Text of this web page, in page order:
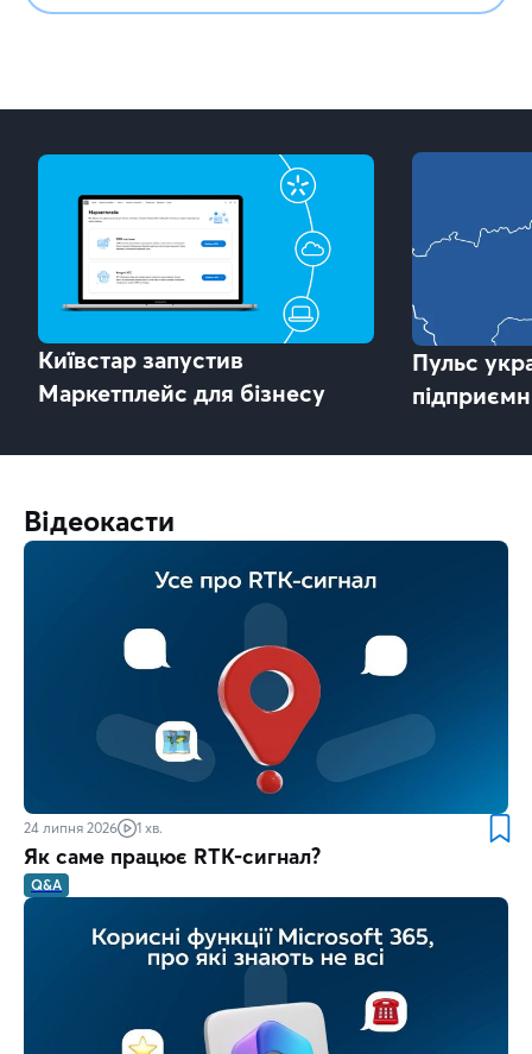
Київстар запустив
Маркетплейс для бізнесу
Пульс
Відеокасти
24 липня 2026 1 хв.
Як саме працює RTK-сигнал?
Q&A